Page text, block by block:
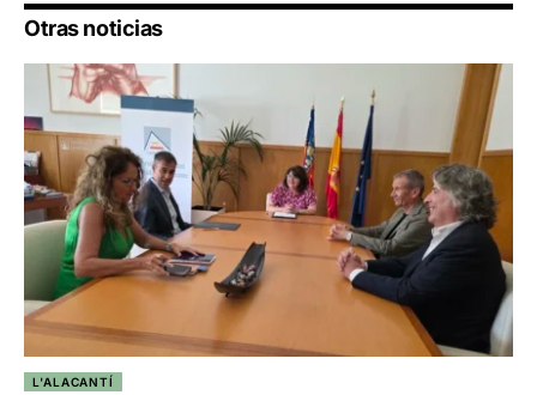
Otras noticias
L'ALACANTÍ